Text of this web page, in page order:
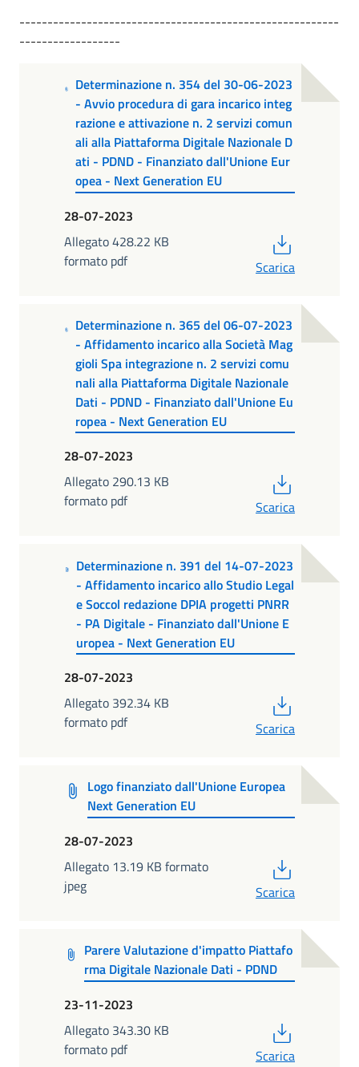
---------------------------------------------------------
------------------
Determinazione n. 354 del 30-06-2023
- Avvio procedura di gara incarico integ
razione e attivazione n. 2 servizi comun
ali alla Piattaforma Digitale Nazionale D
ati - PDND - Finanziato dall'Unione Eur
opea - Next Generation EU
28-07-2023
Allegato 428.22 KB
formato pdf
Scarica
Determinazione n. 365 del 06-07-2023
- Affidamento incarico alla Società Mag
gioli Spa integrazione n. 2 servizi comu
nali alla Piattaforma Digitale Nazionale
Dati - PDND - Finanziato dall'Unione Eu
ropea - Next Generation EU
28-07-2023
Allegato 290.13 KB
formato pdf
Scarica
Determinazione n. 391 del 14-07-2023
- Affidamento incarico allo Studio Legal
e Soccol redazione DPIA progetti PNRR
- PA Digitale - Finanziato dall'Unione E
uropea - Next Generation EU
28-07-2023
Allegato 392.34 KB
formato pdf
Scarica
Logo finanziato dall'Unione Europea
Next Generation EU
28-07-2023
Allegato 13.19 KB formato
jpeg
Scarica
Parere Valutazione d'impatto Piattafo
rma Digitale Nazionale Dati - PDND
23-11-2023
Allegato 343.30 KB
formato pdf
Scarica